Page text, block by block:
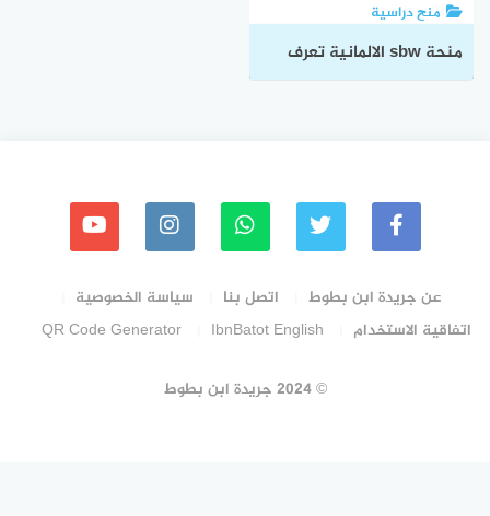
منح دراسية
منحة sbw الالمانية تعرف
عن جريدة ابن بطوط اتصل بنا
سياسة الخصوصية
اتفاقية الاستخدام
IbnBatot English
QR Code Generator
© 2024 جريدة ابن بطوط